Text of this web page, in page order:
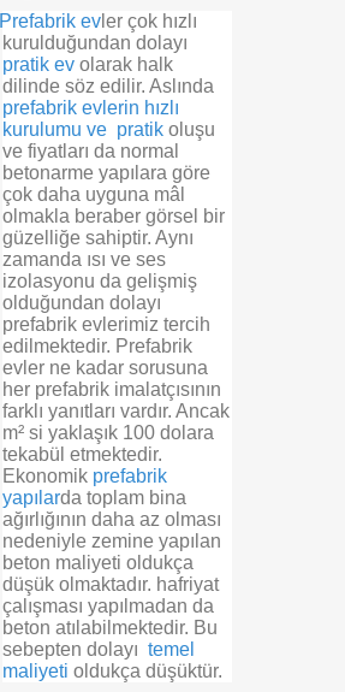
Prefabrik evler çok hızlı
kurulduğundan dolayı
pratik evolarak halk
dilinde söz edilir. Aslında
prefabrik evlerin hızlı
kurulumu ve pratikoluşu
ve fiyatları da normal
betonarme yapılara göre
çok daha uyguna mâl
olmakla beraber görsel bir
güzelliğe sahiptir. Aynı
zamanda ısı ve ses
izolasyonu da gelişmiş
olduğundan dolayı
prefabrik evlerimiz tercih
edilmektedir. Prefabrik
evler ne kadar sorusuna
her prefabrik imalatçısının
farklı yanıtları vardır. Ancak
m² si yaklaşık 100 dolara
tekabül etmektedir.
Ekonomik prefabrik
yapılarda toplam bina
ağırlığının daha az olması
nedeniyle zemine yapılan
beton maliyeti oldukça
düşük olmaktadır. hafriyat
çalışması yapılmadan da
beton atılabilmektedir. Bu
sebepten dolayı temel
maliyeti oldukça düşüktür.